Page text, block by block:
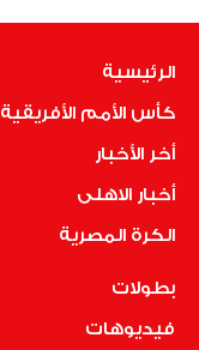
الرئيسية
كأس الأمم الأفريقية
أخر الأخبار
أخبار الاهلى
الكرة المصرية
بطولات
فيديوهات